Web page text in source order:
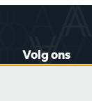
Volg ons